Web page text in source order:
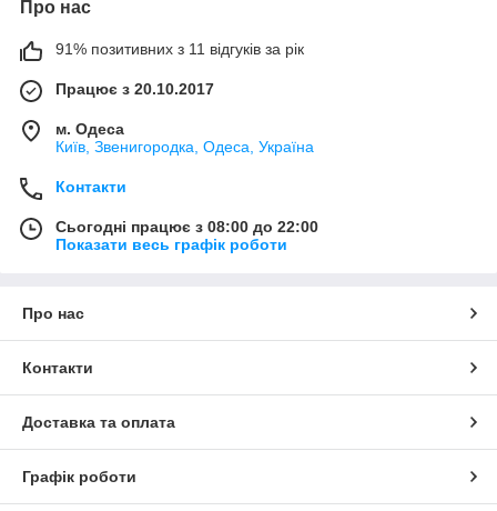
Про нас
91% позитивних з 11 відгуків за рік
Працює з 20.10.2017
м. Одеса
Київ, Звенигородка, Одеса, Україна
Контакти
Сьогодні працює з 08:00 до 22:00
Показати весь графік роботи
Про нас
Контакти
Доставка та оплата
Графік роботи